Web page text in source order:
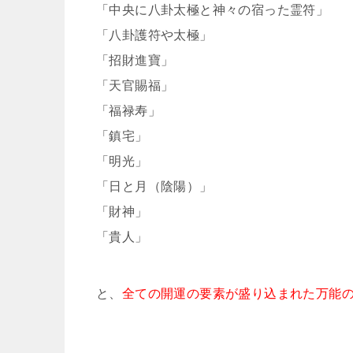
「中央に八卦太極と神々の宿った霊符」
「八卦護符や太極」
「招財進寶」
「天官賜福」
「福禄寿」
「鎮宅」
「明光」
「日と月（陰陽）」
「財神」
「貴人」
と、 全ての開運の要素が盛り込まれた万能